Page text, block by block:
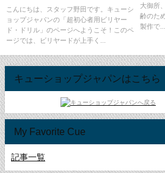
こんにちは、スタッフ野田です。キューシ
ョップジャパンの「超初心者用ビリヤー
ド・ドリル」のページへようこそ！このペ
ージでは、ビリヤードが上手く...
大御所
齢のた
製作で...
キューショップジャパンはこちら
My Favorite Cue
記事一覧